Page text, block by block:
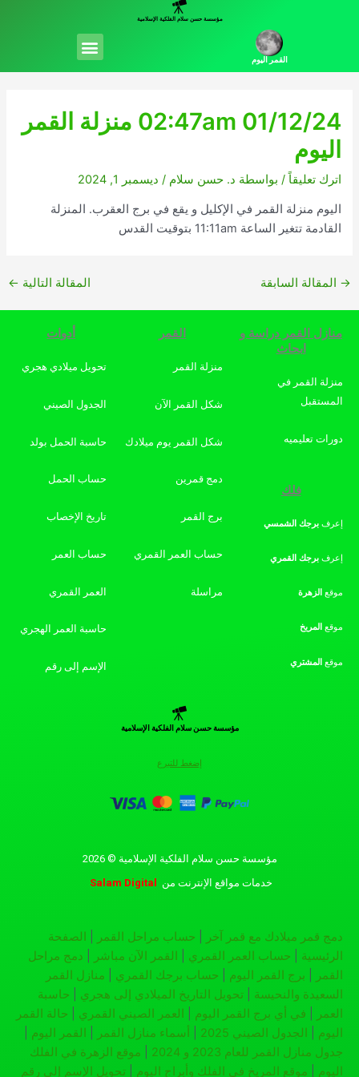
مؤسسة حسن سلام الفلكية الإسلامية
القمر اليوم
Menu
02:47am 01/12/24 منزلة القمر
اليوم
اترك تعليقاً / بواسطة د. حسن سلام/ ديسمبر 1, 2024
اليوم منزلة القمر في الإكليل و يقع في برج العقرب. المنزلة
القادمة تتغير الساعة 11:11am بتوقيت القدس
→ المقالة السابقة المقالة التالية ←
منازل القمر دراسة و
ابحاث
منزلة القمر في
المستقبل
دورات تعليميه
فلك
إعرف برجك الشمسي
إعرف برجك القمري
موقع الزهرة
موقع المريخ
موقع المشتري
القمر
منزلة القمر
شكل القمر الآن
شكل القمر يوم ميلادك
دمج قمرين
برج القمر
حساب العمر القمري
مراسلة
أدوات
تحويل ميلادي هجري
الجدول الصيني
حاسبة الحمل بولد
حساب الحمل
تاريخ الإخصاب
حساب العمر
العمر القمري
حاسبة العمر الهجري
الإسم إلى رقم
مؤسسة حسن سلام الفلكية الإسلامية
إضغط للتبرع
مؤسسة حسن سلام الفلكية الإسلامية © 2026
خدمات مواقع الإنترنت من Salam Digital
دمج قمر ميلادك مع قمر آخر حساب مراحل القمر
الصفحة
الرئيسية
حساب العمر القمري القمر الآن مباشر
دمج مراحل
القمر
برج القمر اليوم حساب برجك القمري
منازل القمر
السعيدة والنحيسة
تحويل التاريخ الميلادي إلى هجري
حاسبة
العمر
في أي برج القمر اليوم العمر الصيني القمري
حالة القمر
اليوم
الجدول الصيني 2025 أسماء منازل القمر القمر اليوم
جدول منازل القمر للعام 2023 و 2024
موقع الزهرة في الفلك
اليوم
موقع المريخ في الفلك وأبراج اليوم تحويل الإسم إلى رقم